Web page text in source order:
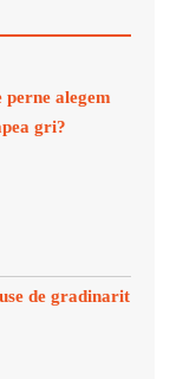
perne alegem
gri?
de gradinarit